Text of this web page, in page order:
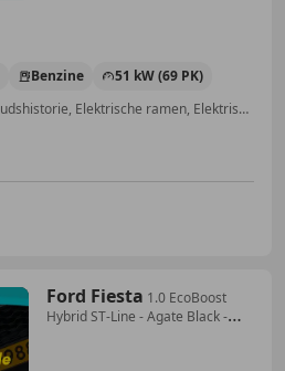
Benzine
51 kW (69 PK)
Airconditioning, Met onderhoudshistorie, Elektrische ramen, Elektrisch verstelbare buitenspiegels, Centrale deurvergrendeling met afstandsbediening, Navigatiesysteem, Getinte ramen, Radio
Ford Fiesta 1.0 EcoBoost
Hybrid ST-Line - Agate Black -